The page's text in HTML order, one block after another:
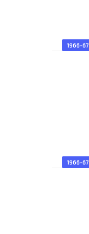
1966-67
1966-67